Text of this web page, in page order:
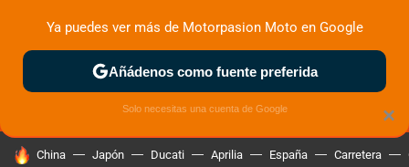
MENÚ NUEVO
ZONA DE PRUEBAS DEPORTIVAS MOTOS ELÉCTRICAS
HOY SE HABLA DE
China Japón Ducati Aprilia España Carretera
×
Ya puedes ver más de Motorpasion Moto en Google
Añádenos como fuente preferida
Solo necesitas una cuenta de Google